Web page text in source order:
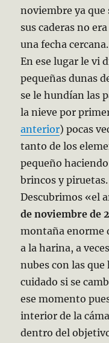
noviembre ya que
sus caderas no
una fecha cercana.
En ese lugar le vi
pequeñas dunas
se le hundían las
la nieve por
anterior) pocas
tanto de los
pequeño
brincos y piruetas.
Descubrimos «el
de noviembre de
montaña enorme
a la harina, a
nubes con las
cuidado si se
ese momento
interior de la
dentro del